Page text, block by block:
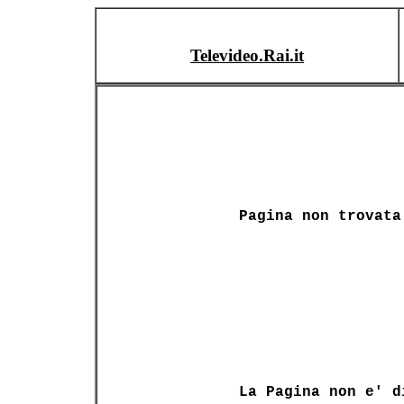
Televideo.Rai.it
Pagina non trovata
La Pagina non e'